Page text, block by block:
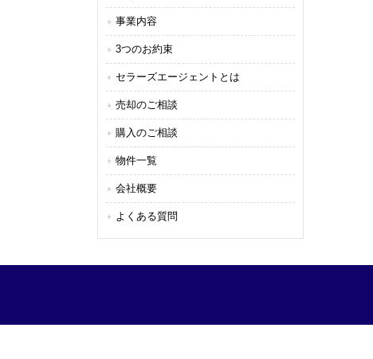
事業内容
3つのお約束
セラーズエージェントとは
売却のご相談
購入のご相談
物件一覧
会社概要
よくある質問